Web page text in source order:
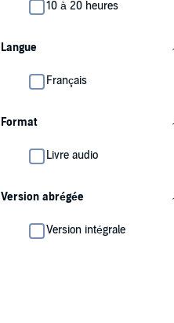
10 à 20 heures
Langue
Français
Format
Livre audio
Version abrégée
Version intégrale